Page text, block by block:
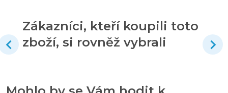
Zákazníci, kteří koupili toto
zboží, si rovněž vybrali